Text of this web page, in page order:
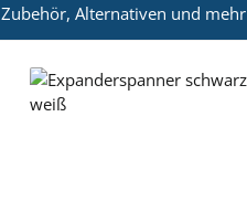
Zubehör, Alternativen und mehr
Produktgalerie überspringen